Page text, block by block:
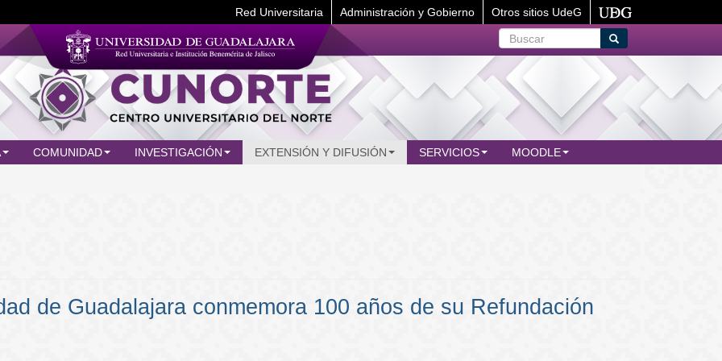
Red Universitaria Administración y Gobierno
Otros sitios UdeG
Buscar
Buscar
COMUNIDAD INVESTIGACIÓN EXTENSIÓN Y DIFUSIÓN SERVICIOS MOODLE
de Guadalajara conmemora 100 años de su Refundación